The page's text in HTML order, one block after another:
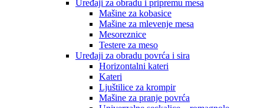
Uređaji za obradu i pripremu mesa
Mašine za kobasice
Mašine za mlevenje mesa
Mesoreznice
Testere za meso
Uređaji za obradu povrća i sira
Horizontalni kateri
Kateri
Ljuštilice za krompir
Mašine za pranje povrća